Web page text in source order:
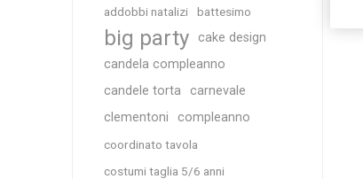
addobbi natalizi battesimo
big party
cake design
candela compleanno
candele torta
carnevale
clementoni
compleanno
coordinato tavola
costumi taglia 5/6 anni